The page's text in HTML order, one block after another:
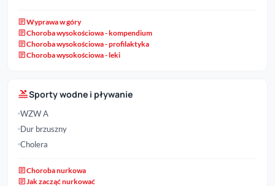
articleWyprawa w góry
articleChoroba wysokościowa - kompendium
articleChoroba wysokościowa - profilaktyka
articleChoroba wysokościowa - leki
poolSporty wodne i pływanie
WZW A
Dur brzuszny
Cholera
articleChoroba nurkowa
article Jak zacząć nurkować